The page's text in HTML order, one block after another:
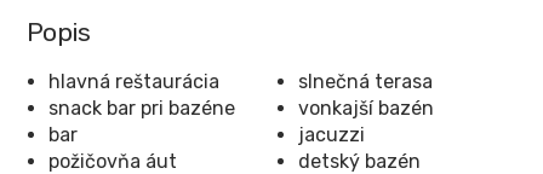
Popis
hlavná reštaurácia
snack bar pri bazéne
bar
požičovňa áut
slnečná terasa
vonkajší bazén
jacuzzi
detský bazén